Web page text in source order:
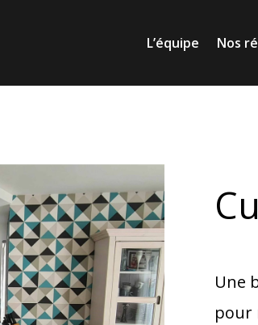
L’équipe Nos
L’équipe Nos
Une
pour